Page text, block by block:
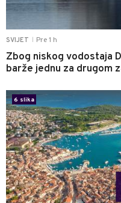
SVIJET Pre 1 h
Zbog niskog vodostaja
barže jednu za drugom
6 slika